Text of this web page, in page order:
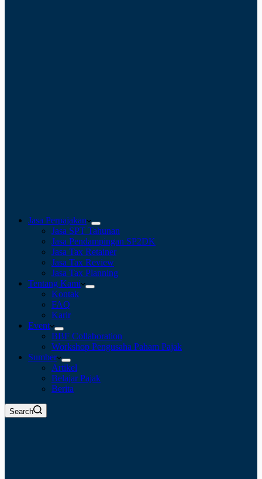
Jasa Perpajakan
Jasa SPT Tahunan
Jasa Pendampingan SP2DK
Jasa Tax Retainer
Jasa Tax Review
Jasa Tax Planning
Tentang Kami
Kontak
FAQ
Karir
Event
BBF Collaboration
Workshop Pengusaha Paham Pajak
Sumber
Artikel
Belajar Pajak
Berita
Search